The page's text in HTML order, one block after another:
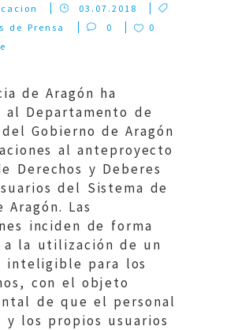
03.07.2018
de Prensa 0
0
de Aragón ha
al Departamento de
Gobierno de Aragón
al anteproyecto
Derechos y Deberes
del Sistema de
Aragón. Las
inciden de forma
a la utilización de un
inteligible para los
con el objeto
de que el personal
y los propios usuarios